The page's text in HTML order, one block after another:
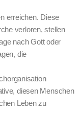
erreichen. Diese
verloren, stellen
nach Gott oder
die
diesen Menschen
Leben zu